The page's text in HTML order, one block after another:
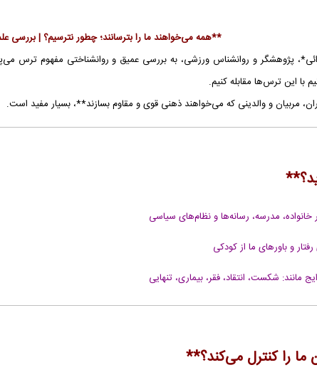
**همه می‌خواهند ما را بترسانند؛ چطور نترسیم؟ |
پژوهشگر و روانشناس ورزشی، به بررسی عمیق و روانشناختی مفهوم ترس
با این ترس‌ها مقابله کنیم.
مربیان و والدینی که می‌خواهند ذهنی قوی و مقاوم بسازند**، بسیار مفید است.
مدرسه، رسانه‌ها و نظام‌های سیاسی
و باورهای ما از کودکی
مانند: شکست، انتقاد، فقر، بیماری، تنهایی